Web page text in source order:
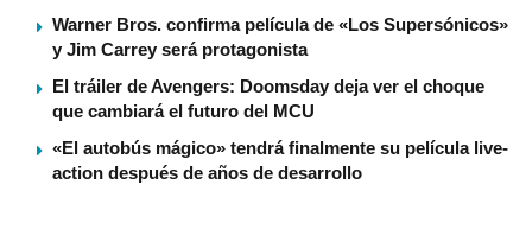
Warner Bros. confirma película de «Los Supersónicos»
y Jim Carrey será protagonista
El tráiler de Avengers: Doomsday deja ver el choque
que cambiará el futuro del MCU
«El autobús mágico» tendrá finalmente su película live-
action después de años de desarrollo